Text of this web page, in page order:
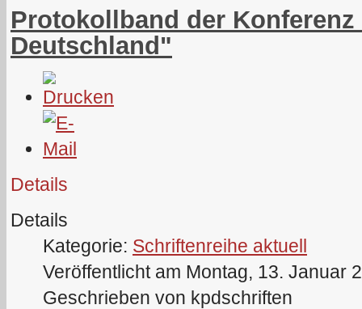
Protokollband der Konferenz
Deutschland"
Details
Details
Kategorie: Schriftenreihe aktuell
Veröffentlicht am Montag, 13. Januar
Geschrieben von kpdschriften